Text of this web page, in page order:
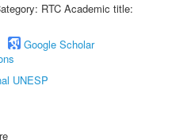
RTC Academic title:
Google Scholar
UNESP